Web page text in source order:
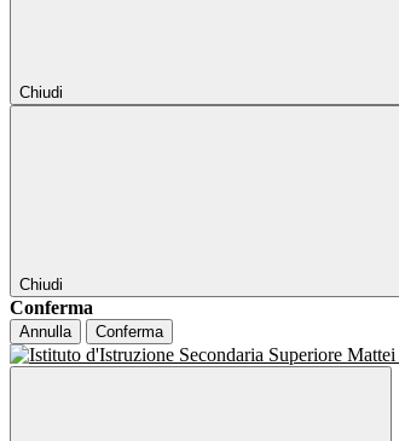
Chiudi
Chiudi
Conferma
Annulla Conferma